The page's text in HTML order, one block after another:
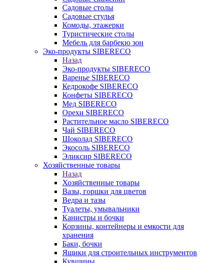
Садовые столы
Садовые стулья
Комоды, этажерки
Туристические столы
Мебель для барбекю зон
Эко-продукты SIBERECO
Назад
Эко-продукты SIBERECO
Варенье SIBERECO
Кедрокофе SIBERECO
Конфеты SIBERECO
Мед SIBERECO
Орехи SIBERECO
Растительное масло SIBERECO
Чай SIBERECO
Шоколад SIBERECO
Экосоль SIBERECO
Эликсир SIBERECO
Хозяйственные товары
Назад
Хозяйственные товары
Вазы, горшки для цветов
Ведра и тазы
Туалеты, умывальники
Канистры и бочки
Корзины, контейнеры и емкости для
хранения
Баки, бочки
Ящики для строительных инструментов
Кувшины